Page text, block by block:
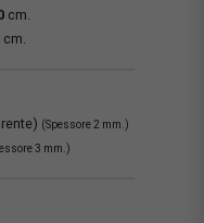
cm.
cm.
(Spessore 2 mm.)
3 mm.)